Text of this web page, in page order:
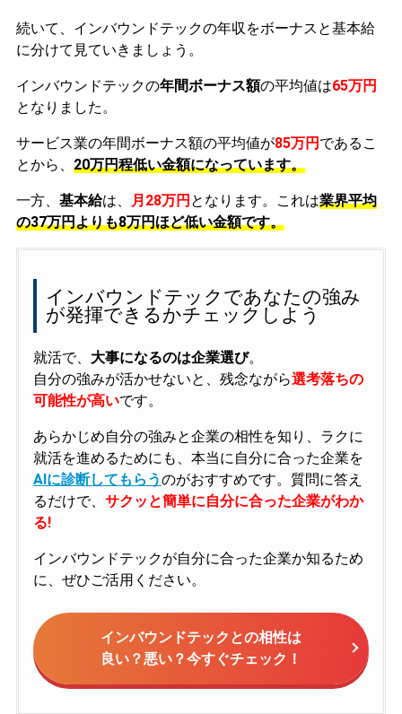
続いて、インバウンドテックの年収をボーナスと基本給
に分けて見ていきましょう。
インバウンドテックの年間ボーナス額の平均値は65万円
となりました。
サービス業の年間ボーナス額の平均値が85万円 であるこ
とから、 20万円程低い金額になっています。
一方、 基本給は、 月28万円 となります。これは業界平均
の37万円よりも8万円ほど低い金額です。
インバウンドテックであなたの強み
が発揮できるかチェックしよう
就活で、 大事になるのは企業選び。
自分の強みが活かせないと、残念ながら選考落ちの
可能性が高いです。
あらかじめ自分の強みと企業の相性を知り、ラクに
就活を進めるためにも、本当に自分に合った企業を
AIに診断してもらうのがおすすめです。質問に答え
るだけで、 サクッと簡単に自分に合った企業がわか
る!
インバウンドテックが自分に合った企業か知るため
に、ぜひご活用ください。
インバウンドテックとの相性は
良い？悪い？今すぐチェック！